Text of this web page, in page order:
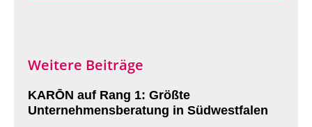
Weitere Beiträge
KARŌN auf Rang 1: Größte
Unternehmensberatung in Südwestfalen